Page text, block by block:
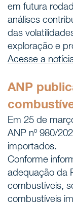
em futura
análises
das
exploração e
Acesse a
ANP
Em 25 de
ANP nº 980/
importados.
Conforme
adequação da
combustíveis,
combustíveis